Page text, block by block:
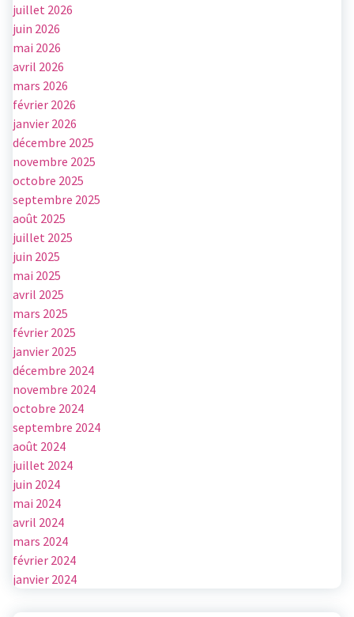
juillet 2026
juin 2026
mai 2026
avril 2026
mars 2026
février 2026
janvier 2026
décembre 2025
novembre 2025
octobre 2025
septembre 2025
août 2025
juillet 2025
juin 2025
mai 2025
avril 2025
mars 2025
février 2025
janvier 2025
décembre 2024
novembre 2024
octobre 2024
septembre 2024
août 2024
juillet 2024
juin 2024
mai 2024
avril 2024
mars 2024
février 2024
janvier 2024